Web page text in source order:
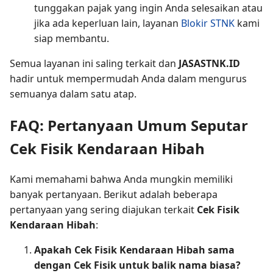
tunggakan pajak yang ingin Anda selesaikan atau
jika ada keperluan lain, layanan Blokir STNK kami
siap membantu.
Semua layanan ini saling terkait dan JASASTNK.ID
hadir untuk mempermudah Anda dalam mengurus
semuanya dalam satu atap.
FAQ: Pertanyaan Umum Seputar
Cek Fisik Kendaraan Hibah
Kami memahami bahwa Anda mungkin memiliki
banyak pertanyaan. Berikut adalah beberapa
pertanyaan yang sering diajukan terkait Cek Fisik
Kendaraan Hibah:
Apakah Cek Fisik Kendaraan Hibah sama
dengan Cek Fisik untuk balik nama biasa?